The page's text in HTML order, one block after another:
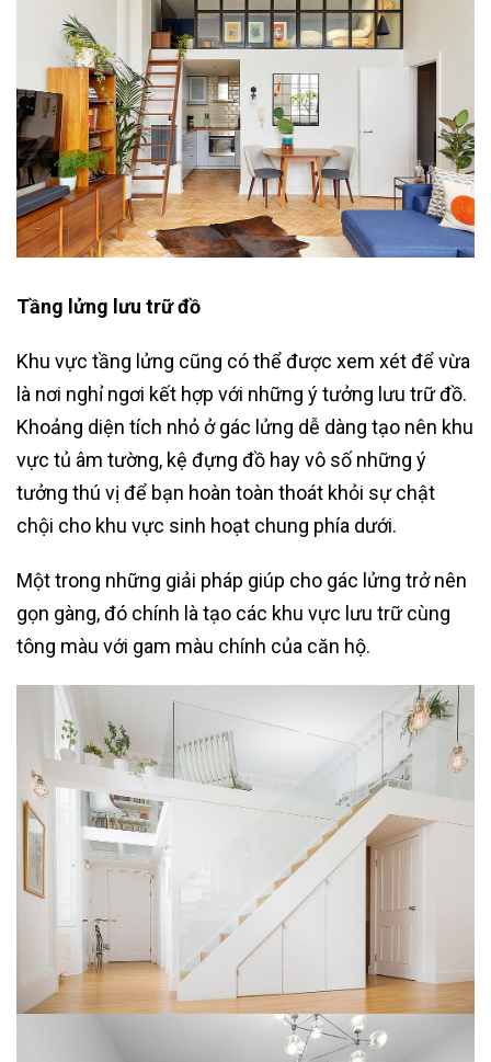
Tầng lửng lưu trữ đồ
Khu vực tầng lửng cũng có thể được xem xét để vừa
là nơi nghỉ ngơi kết hợp với những ý tưởng lưu trữ đồ.
Khoảng diện tích nhỏ ở gác lửng dễ dàng tạo nên khu
vực tủ âm tường, kệ đựng đồ hay vô số những ý
tưởng thú vị để bạn hoàn toàn thoát khỏi sự chật
chội cho khu vực sinh hoạt chung phía dưới.
Một trong những giải pháp giúp cho gác lửng trở nên
gọn gàng, đó chính là tạo các khu vực lưu trữ cùng
tông màu với gam màu chính của căn hộ.